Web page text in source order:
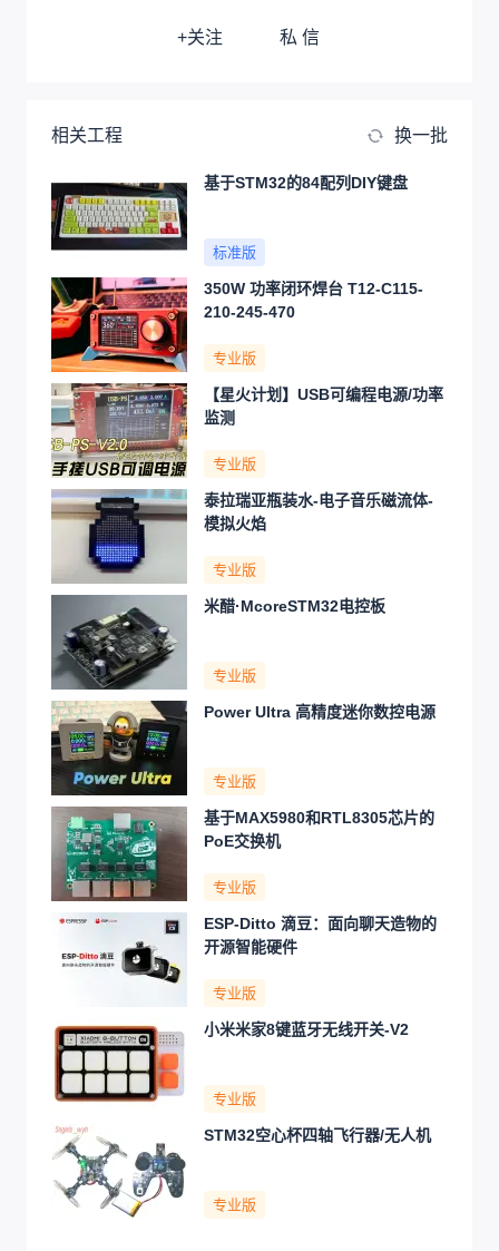
+关注 私 信
相关工程 换一批
基于STM32的84配列DIY键盘
标准版
350W 功率闭环焊台 T12-C115-
210-245-470
专业版
【星火计划】USB可编程电源/功率
监测
专业版
泰拉瑞亚瓶装水-电子音乐磁流体-
模拟火焰
专业版
米醋·McoreSTM32电控板
专业版
Power Ultra 高精度迷你数控电源
专业版
基于MAX5980和RTL8305芯片的
PoE交换机
专业版
ESP-Ditto 滴豆：面向聊天造物的
开源智能硬件
专业版
小米米家8键蓝牙无线开关-V2
专业版
STM32空心杯四轴飞行器/无人机
专业版